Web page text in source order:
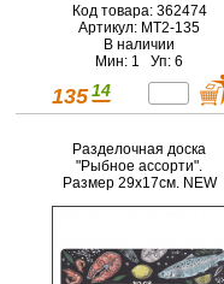
Код товара: 362474
Артикул: МТ2-135
В наличии
Мин: 1 Уп: 6
135 14
Разделочная доска
"Рыбное ассорти".
Размер 29х17см. NEW